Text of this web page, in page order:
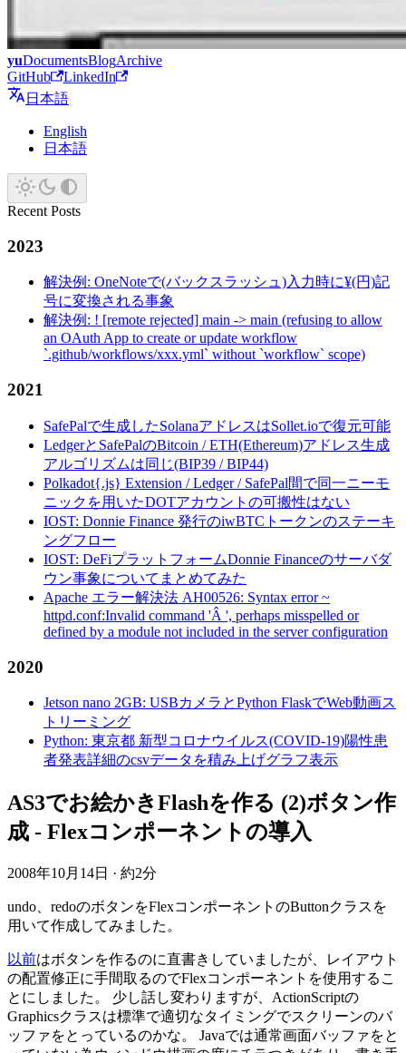
yuDocumentsBlogArchive
GitHub
LinkedIn
日本語
English
日本語
Recent Posts
2023
解決例: OneNoteで(バックスラッシュ)入力時に¥(円)記
号に変換される事象
解決例: ! [remote rejected] main -> main (refusing to allow
an OAuth App to create or update workflow
`.github/workflows/xxx.yml` without `workflow` scope)
2021
SafePalで生成したSolanaアドレスはSollet.ioで復元可能
LedgerとSafePalのBitcoin / ETH(Ethereum)アドレス生成
アルゴリズムは同じ(BIP39 / BIP44)
Polkadot{.js} Extension / Ledger / SafePal間で同一ニーモ
ニックを用いたDOTアカウントの可搬性はない
IOST: Donnie Finance 発行のiwBTCトークンのステーキ
ングフロー
IOST: DeFiプラットフォームDonnie Financeのサーバダ
ウン事象についてまとめてみた
Apache エラー解決法 AH00526: Syntax error ~
httpd.conf:Invalid command 'Â ', perhaps misspelled or
defined by a module not included in the server configuration
2020
Jetson nano 2GB: USBカメラとPython FlaskでWeb動画ス
トリーミング
Python: 東京都 新型コロナウイルス(COVID-19)陽性患
者発表詳細のcsvデータを積み上げグラフ表示
AS3でお絵かきFlashを作る (2)ボタン作
成 - Flexコンポーネントの導入
2008年10月14日 · 約2分
undo、redoのボタンをFlexコンポーネントのButtonクラスを
用いて作成してみました。
以前はボタンを作るのに直書きしていましたが、レイアウト
の配置修正に手間取るのでFlexコンポーネントを使用するこ
とにしました。 少し話し変わりますが、ActionScriptの
Graphicsクラスは標準で適切なタイミングでスクリーンのバ
ッファをとっているのかな。 Javaでは通常画面バッファをと